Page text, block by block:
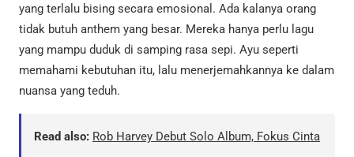
yang terlalu bising secara emosional. Ada kalanya orang
tidak butuh anthem yang besar. Mereka hanya perlu lagu
yang mampu duduk di samping rasa sepi. Ayu seperti
memahami kebutuhan itu, lalu menerjemahkannya ke dalam
nuansa yang teduh.
Read also: Rob Harvey Debut Solo Album, Fokus Cinta